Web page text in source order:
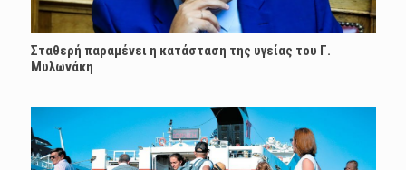
Σταθερή παραμένει η κατάσταση της υγείας του Γ.
Μυλωνάκη